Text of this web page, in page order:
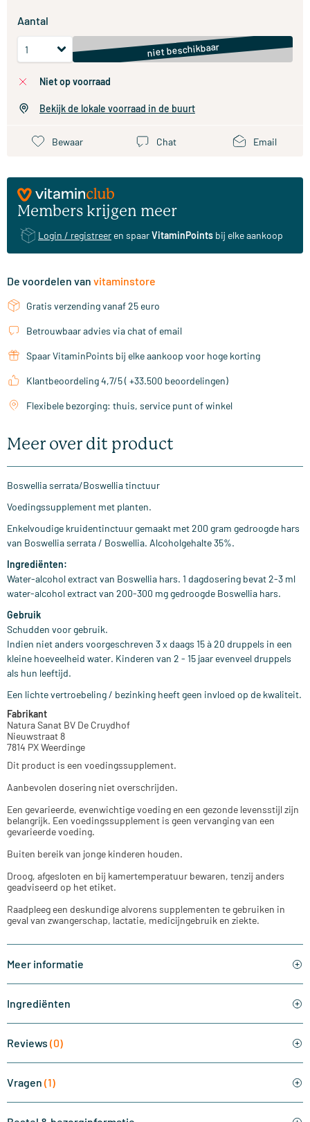
Aantal
niet beschikbaar
niet op voorraad
Bekijk de lokale voorraad in de buurt
Bewaar Chat Email
Members krijgen meer
Login / registreer en spaarVitaminPoints bij elke aankoop
De voordelen van vitaminstore
Gratis verzending vanaf 25 euro
Betrouwbaar advies via chat of email
Spaar VitaminPoints bij elke aankoop voor hoge korting
Klantbeoordeling 4,7/5 ( +33.500 beoordelingen)
Flexibele bezorging: thuis, service punt of winkel
Meer over dit product
Boswellia serrata/Boswellia tinctuur
Voedingssupplement met planten.
Enkelvoudige kruidentinctuur gemaakt met 200 gram gedroogde hars
van Boswellia serrata / Boswellia. Alcoholgehalte 35%.
Ingrediënten:
Water-alcohol extract van Boswellia hars. 1 dagdosering bevat 2-3 ml
water-alcohol extract van 200-300 mg gedroogde Boswellia hars.
Gebruik
Schudden voor gebruik.
Indien niet anders voorgeschreven 3 x daags 15 à 20 druppels in een
kleine hoeveelheid water. Kinderen van 2 - 15 jaar evenveel druppels
als hun leeftijd.
Een lichte vertroebeling / bezinking heeft geen invloed op de kwaliteit.
Fabrikant
Natura Sanat BV De Cruydhof
Nieuwstraat 8
7814 PX Weerdinge
Dit product is een voedingssupplement.
Aanbevolen dosering niet overschrijden.
Een gevarieerde, evenwichtige voeding en een gezonde levensstijl zijn
belangrijk. Een voedingssupplement is geen vervanging van een
gevarieerde voeding.
Buiten bereik van jonge kinderen houden.
Droog, afgesloten en bij kamertemperatuur bewaren, tenzij anders
geadviseerd op het etiket.
Raadpleeg een deskundige alvorens supplementen te gebruiken in
geval van zwangerschap, lactatie, medicijngebruik en ziekte.
Meer informatie
Ingrediënten
Reviews (0)
Vragen (1)